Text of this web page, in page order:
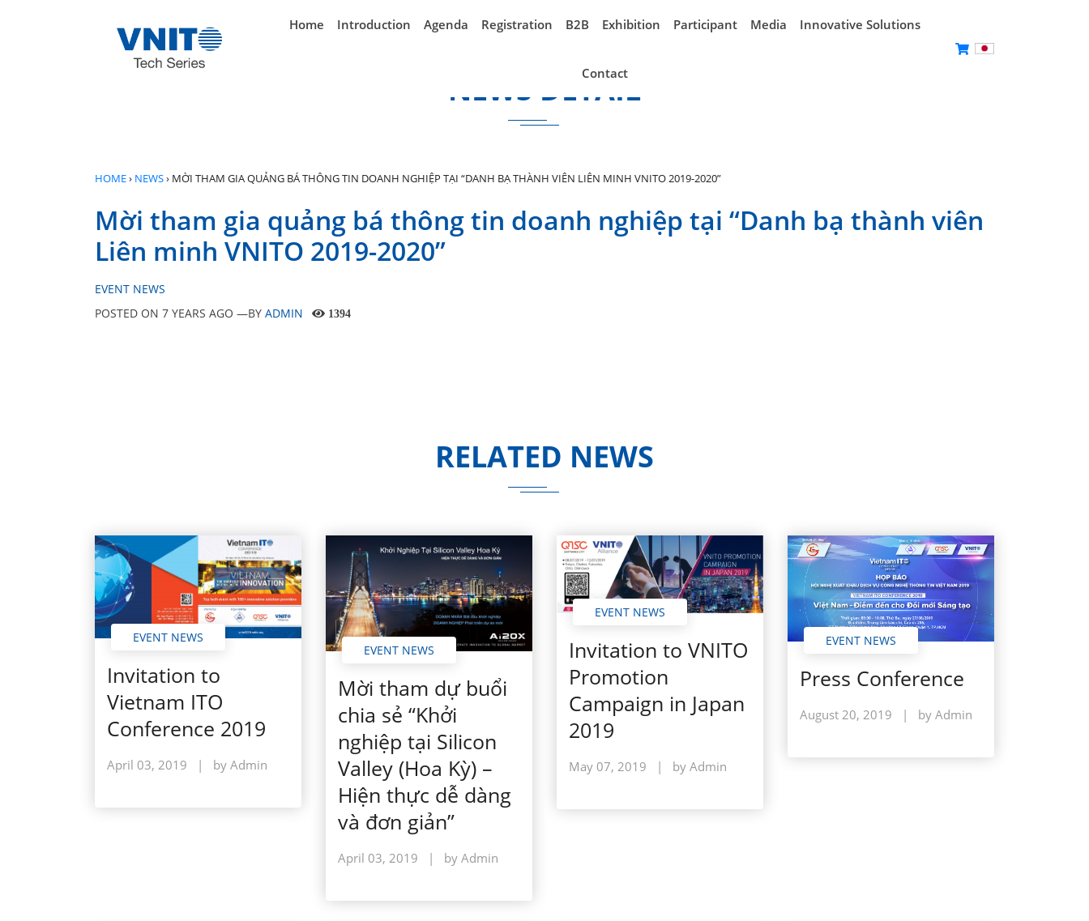
Home Introduction Agenda Registration B2B Exhibition Participant Media Innovative Solutions
Contact
NEWS DETAIL
HOME› NEWS› MỜI THAM GIA QUẢNG BÁ THÔNG TIN DOANH NGHIỆP TẠI “DANH BẠ THÀNH VIÊN LIÊN MINH VNITO 2019-2020”
Mời tham gia quảng bá thông tin doanh nghiệp tại “Danh bạ thành viên
Liên minh VNITO 2019-2020”
EVENT NEWS
POSTED ON 7 YEARS AGO —BY ADMIN 1394
RELATED NEWS
EVENT NEWS
Invitation to
Vietnam ITO
Conference 2019
April 03, 2019 | by Admin
EVENT NEWS
Mời tham dự buổi
chia sẻ “Khởi
nghiệp tại Silicon
Valley (Hoa Kỳ) –
Hiện thực dễ dàng
và đơn giản”
April 03, 2019 | by Admin
EVENT NEWS
Invitation to VNITO
Promotion
Campaign in Japan
2019
May 07, 2019 | by Admin
EVENT NEWS
Press Conference
August 20, 2019 | by Admin